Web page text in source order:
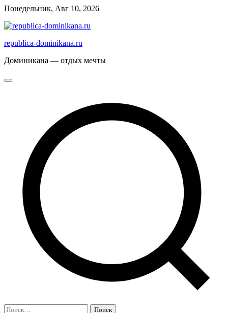
Перейти
содержимому
Понедельник, Авг 10, 2026
republica-dominikana.ru
Доминикана — отдых мечты
Найти: